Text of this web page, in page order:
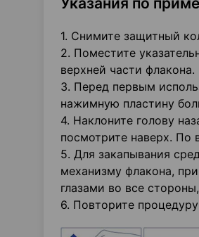
1. Снимите защитный
2. Поместите
верхней части флакона.
3. Перед первым
нажимную пластину
4. Наклоните голову
посмотрите наверх. По
5. Для закапывания
механизму флакона,
глазами во все
6. Повторите